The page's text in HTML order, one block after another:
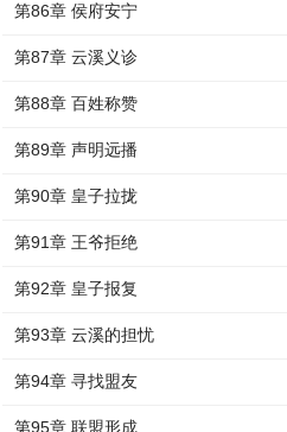
第86章 侯府安宁
第87章 云溪义诊
第88章 百姓称赞
第89章 声明远播
第90章 皇子拉拢
第91章 王爷拒绝
第92章 皇子报复
第93章 云溪的担忧
第94章 寻找盟友
第95章 联盟形成